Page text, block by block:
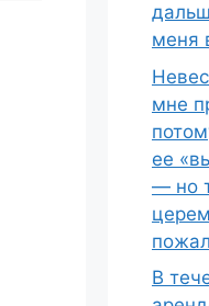
меня
мне
ее
— но
В